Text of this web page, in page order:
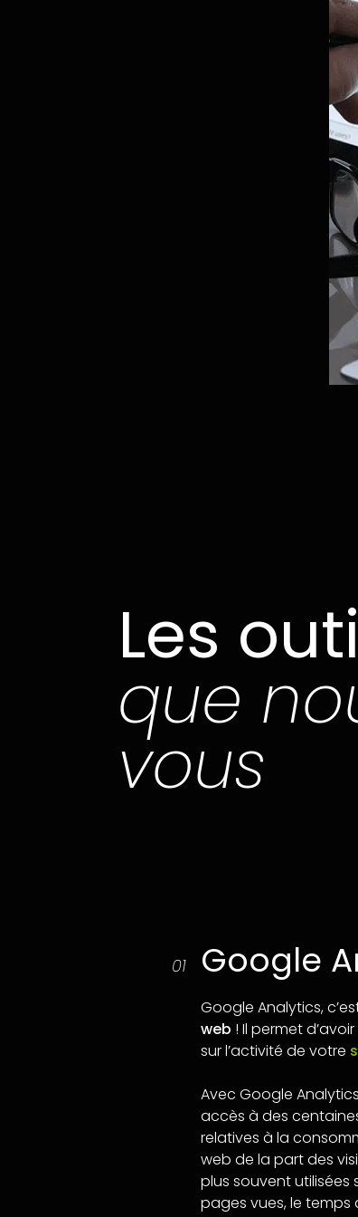
Les
que
vous
01 Google
Google Analytics,
web ! Il permet
sur l’activité de votre
Avec Google
accès à des
relatives à la
web de la part des
plus souvent utilisées
pages vues, le